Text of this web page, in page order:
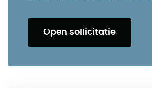
Open sollicitatie